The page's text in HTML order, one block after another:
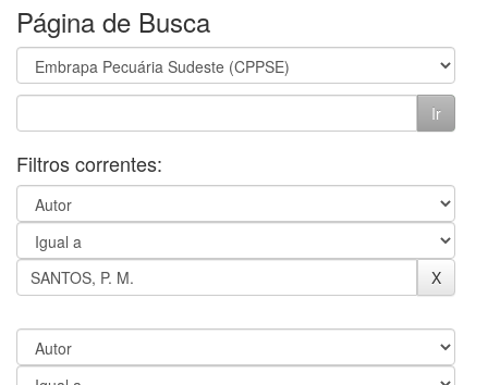
Página de Busca
Filtros correntes: